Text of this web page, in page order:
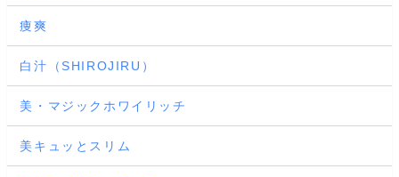
痩爽
白汁（SHIROJIRU）
美・マジックホワイリッチ
美キュッとスリム